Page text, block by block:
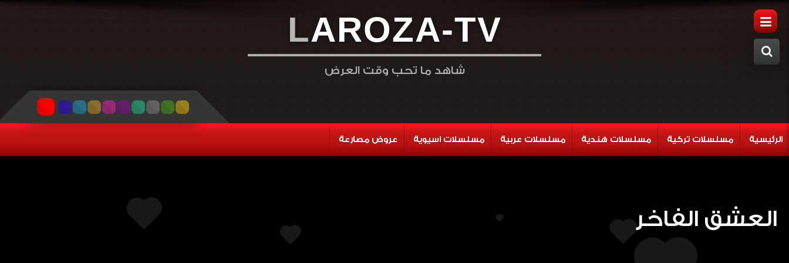
LAROZA-TV
شاهد ما تحب وقت العرض
الرئيسية مسلسلات تركية مسلسلات هندية مسلسلات عربية مسلسلات اسيوية عروض مصارعة
العشق الفاخر